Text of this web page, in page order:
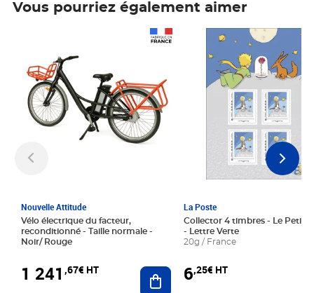
Vous pourriez également aimer
Nouvelle Attitude
Vélo électrique du facteur,
reconditionné - Taille normale -
Noir/ Rouge
1 241 ,67€ HT Ajouter au panier
La Poste
Collector 4 timbres - Le Petit
- Lettre Verte
20g / France
6,25€ HT
Prix 6,25€ HT